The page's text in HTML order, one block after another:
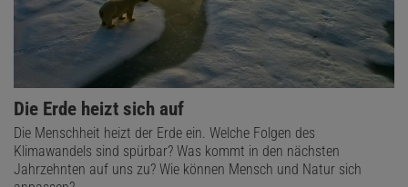
Die Erde heizt sich auf
Die Menschheit heizt der Erde ein. Welche Folgen des
Klimawandels sind spürbar? Was kommt in den nächsten
Jahrzehnten auf uns zu? Wie können Mensch und Natur sich